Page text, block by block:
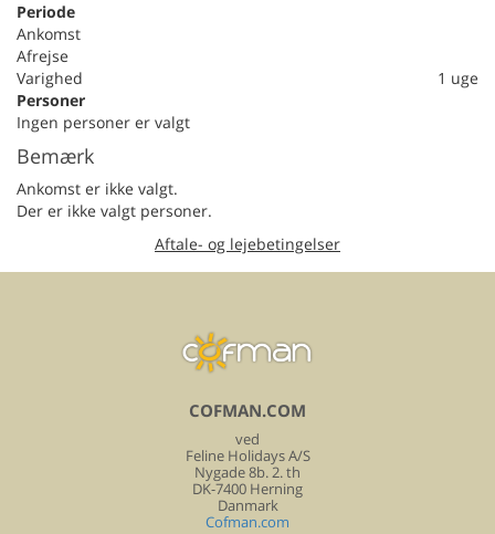
Periode
Ankomst
Afrejse
Varighed
1 uge
Personer
Ingen personer er valgt
Bemærk
Ankomst er ikke valgt.
Der er ikke valgt personer.
Aftale- og lejebetingelser
COFMAN.COM
ved
Feline Holidays A/S
Nygade 8b. 2. th
DK-7400 Herning
Danmark
Cofman.com